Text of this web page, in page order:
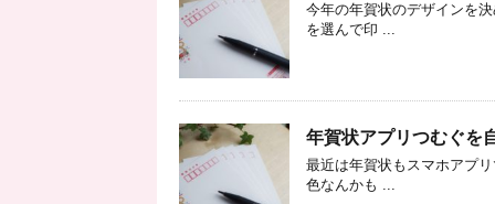
今年の年賀状のデザインを
を選んで印 ...
年賀状アプリつむぐを
最近は年賀状もスマホアプ
色なんかも ...